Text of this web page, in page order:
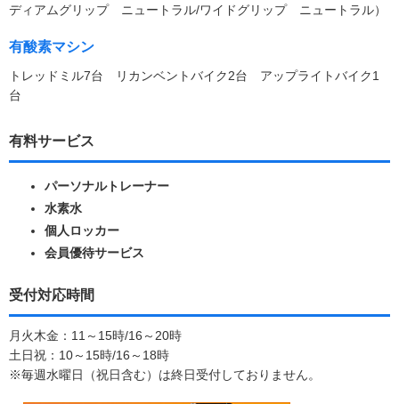
ディアムグリップ ニュートラル/ワイドグリップ ニュートラル）
有酸素マシン
トレッドミル7台 リカンベントバイク2台 アップライトバイク1
台
有料サービス
パーソナルトレーナー
水素水
個人ロッカー
会員優待サービス
受付対応時間
月火木金：11～15時/16～20時
土日祝：10～15時/16～18時
※毎週水曜日（祝日含む）は終日受付しておりません。